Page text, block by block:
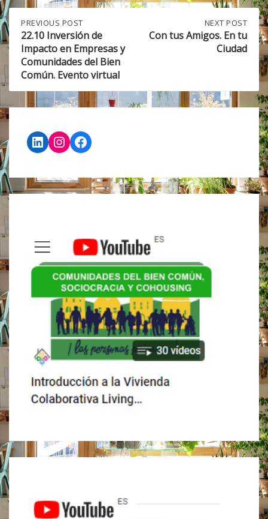
Post
navigation
PREVIOUS
POST:
22.10
INVERSIÓN
DE
IMPACTO
EMPRESAS
Y
DEL
BIEN
COMÚN.
PREVIOUS POST
22.10 Inversión de
Impacto en Empresas y
Comunidades del Bien
Común. Evento virtual
POST:
CIUDAD
NEXT POST
Con tus Amigos. En tu
Ciudad
LinkedIn
Instagram
Facebook